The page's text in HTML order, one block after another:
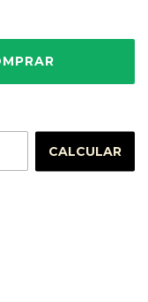
CALCULAR